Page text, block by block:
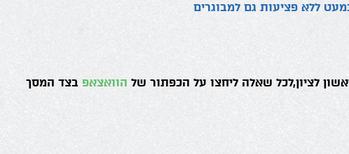
ללא פציעות גם למבוגרים
לציון,לכל שאלה ליחצו על הכפתור של הוואצאפ בצד המסך